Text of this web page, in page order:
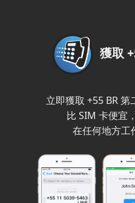
獲取
立即獲取 +55 BR 第
比 SIM 卡便宜
在任何地方工